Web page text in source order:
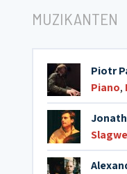
MUZIKANTEN
Piotr
Piano,